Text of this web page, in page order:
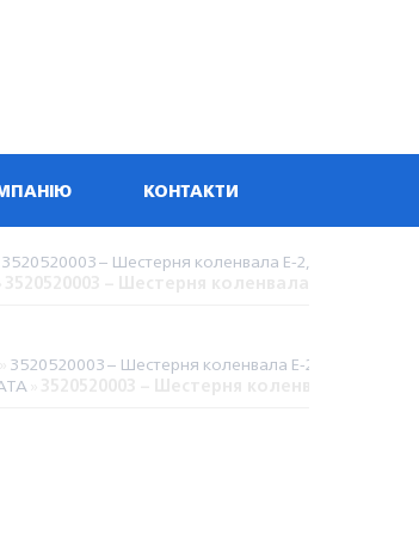
КОНТАКТИ
3520520003 – Шестерня коленвала Е-2,
3520520003 – Шестерня коленвала Е-2, Е-3